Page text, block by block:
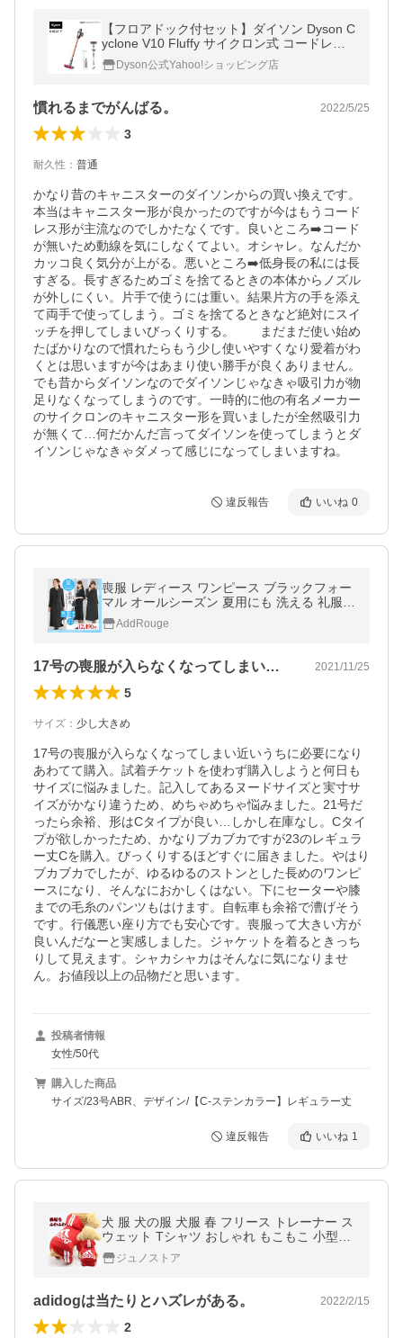
【フロアドック付セット】ダイソン Dyson C
yclone V10 Fluffy サイクロン式 コードレス
掃除機 SV12FF N
Dyson公式Yahoo!ショッピング店
慣れるまでがんばる。 2022/5/25
3
耐久性 ： 普通
かなり昔のキャニスターのダイソンからの買い換えです。
本当はキャニスター形が良かったのですが今はもうコード
レス形が主流なのでしかたなくです。良いところ➡️コード
が無いため動線を気にしなくてよい。オシャレ。なんだか
カッコ良く気分が上がる。悪いところ➡️低身長の私には長
すぎる。長すぎるためゴミを捨てるときの本体からノズル
が外しにくい。片手で使うには重い。結果片方の手を添え
て両手で使ってしまう。ゴミを捨てるときなど絶対にスイ
ッチを押してしまいびっくりする。　　まだまだ使い始め
たばかりなので慣れたらもう少し使いやすくなり愛着がわ
くとは思いますが今はあまり使い勝手が良くありません。
でも昔からダイソンなのでダイソンじゃなきゃ吸引力が物
足りなくなってしまうのです。一時的に他の有名メーカー
のサイクロンのキャニスター形を買いましたが全然吸引力
が無くて…何だかんだ言ってダイソンを使ってしまうとダ
違反報告 いいね 0
喪服 レディース ワンピース ブラックフォー
マル オールシーズン 夏用にも 洗える 礼服
ロング丈 ゆったり 30代 40代 50代 60代 あ
すつく 試着チケット対象
AddRouge
17号の喪服が入らなくなってしまい近い… 2021/11/25
5
サイズ ： 少し大きめ
17号の喪服が入らなくなってしまい近いうちに必要になり
あわてて購入。試着チケットを使わず購入しようと何日も
サイズに悩みました。記入してあるヌードサイズと実寸サ
イズがかなり違うため、めちゃめちゃ悩みました。21号だ
ったら余裕、形はCタイプが良い…しかし在庫なし。Cタイ
プが欲しかったため、かなりブカブカですが23のレギュラ
ー丈Cを購入。びっくりするほどすぐに届きました。やはり
ブカブカでしたが、ゆるゆるのストンとした長めのワンピ
ースになり、そんなにおかしくはない。下にセーターや膝
までの毛糸のパンツもはけます。自転車も余裕で漕げそう
です。行儀悪い座り方でも安心です。喪服って大きい方が
良いんだなーと実感しました。ジャケットを着るときっち
りして見えます。シャカシャカはそんなに気になりませ
ん。お値段以上の品物だと思います。
投稿者情報
女性/50代
購入した商品
サイズ/23号ABR、デザイン/【C-ステンカラー】レギュラー丈
違反報告 いいね 1
犬 服 犬の服 犬服 春 フリース トレーナー ス
ウェット Tシャツ おしゃれ もこもこ 小型犬
用 中型犬用 トイプードル パジャマXS S M L
XL ジュノストア
adidogは当たりとハズレがある。 2022/2/15
2